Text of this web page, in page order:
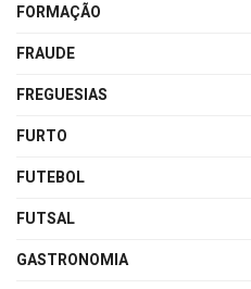
FORMAÇÃO
FRAUDE
FREGUESIAS
FURTO
FUTEBOL
FUTSAL
GASTRONOMIA